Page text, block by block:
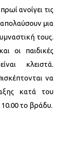
ανοίγει τις
μια
τους.
οι παιδικές
κλειστά.
να
κατά του
10.00 το βράδυ.